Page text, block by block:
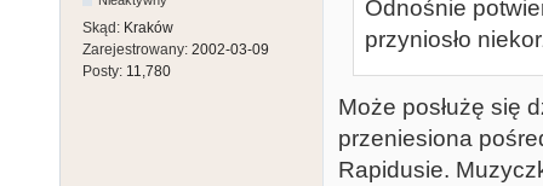
Skąd: Kraków
Zarejestrowany: 2002-03-09
Posty: 11,780
Odnośnie
przyniosło
Może posłużę się
przeniesiona
Rapidusie.